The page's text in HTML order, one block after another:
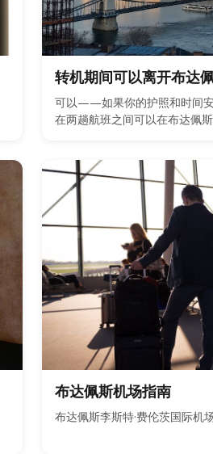
转机期间可以离开布达
可以——如果你的护照和时间
在两趟航班之间可以在布达佩
布达佩斯机场指南
布达佩斯李斯特·费伦茨国际机